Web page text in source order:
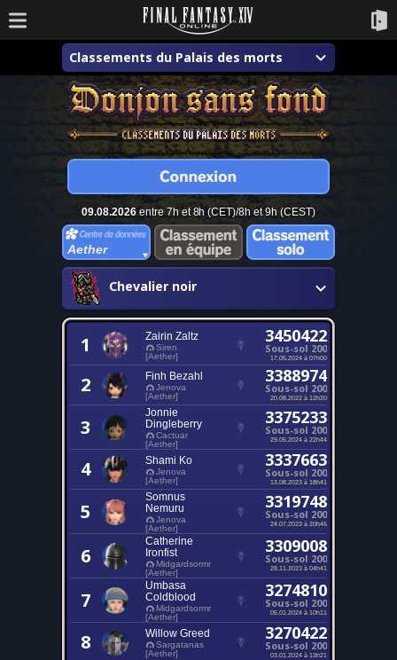
Classements du Palais des morts
09.08.2026entre 7h et 8h (CET)/8h et 9h (CEST)
Aether
Chevalier noir
1 Zairin Zaltz
Siren
[Aether]
3450422
Sous-sol 200
17.05.2024 à 07h00
2 Finh Bezahl
Jenova
[Aether]
3388974
Sous-sol 200
20.08.2022 à 12h20
3
Jonnie
Dingleberry
Cactuar
[Aether]
3375233
Sous-sol 200
29.05.2024 à 22h44
4 Shami Ko
Jenova
[Aether]
3337663
Sous-sol 200
13.08.2023 à 18h41
5
Somnus
Nemuru
Jenova
[Aether]
3319748
Sous-sol 200
24.07.2023 à 20h46
6
Catherine
Ironfist
Midgardsormr
[Aether]
3309008
Sous-sol 200
28.11.2023 à 04h41
7
Umbasa
Coldblood
Midgardsormr
[Aether]
3274810
Sous-sol 200
05.01.2024 à 10h11
8 Willow Greed
Sargatanas
[Aether]
3270422
Sous-sol 200
03.01.2024 à 13h21